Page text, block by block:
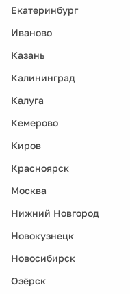
Екатеринбург
Иваново
Казань
Калининград
Калуга
Кемерово
Киров
Красноярск
Москва
Нижний Новгород
Новокузнецк
Новосибирск
Озёрск